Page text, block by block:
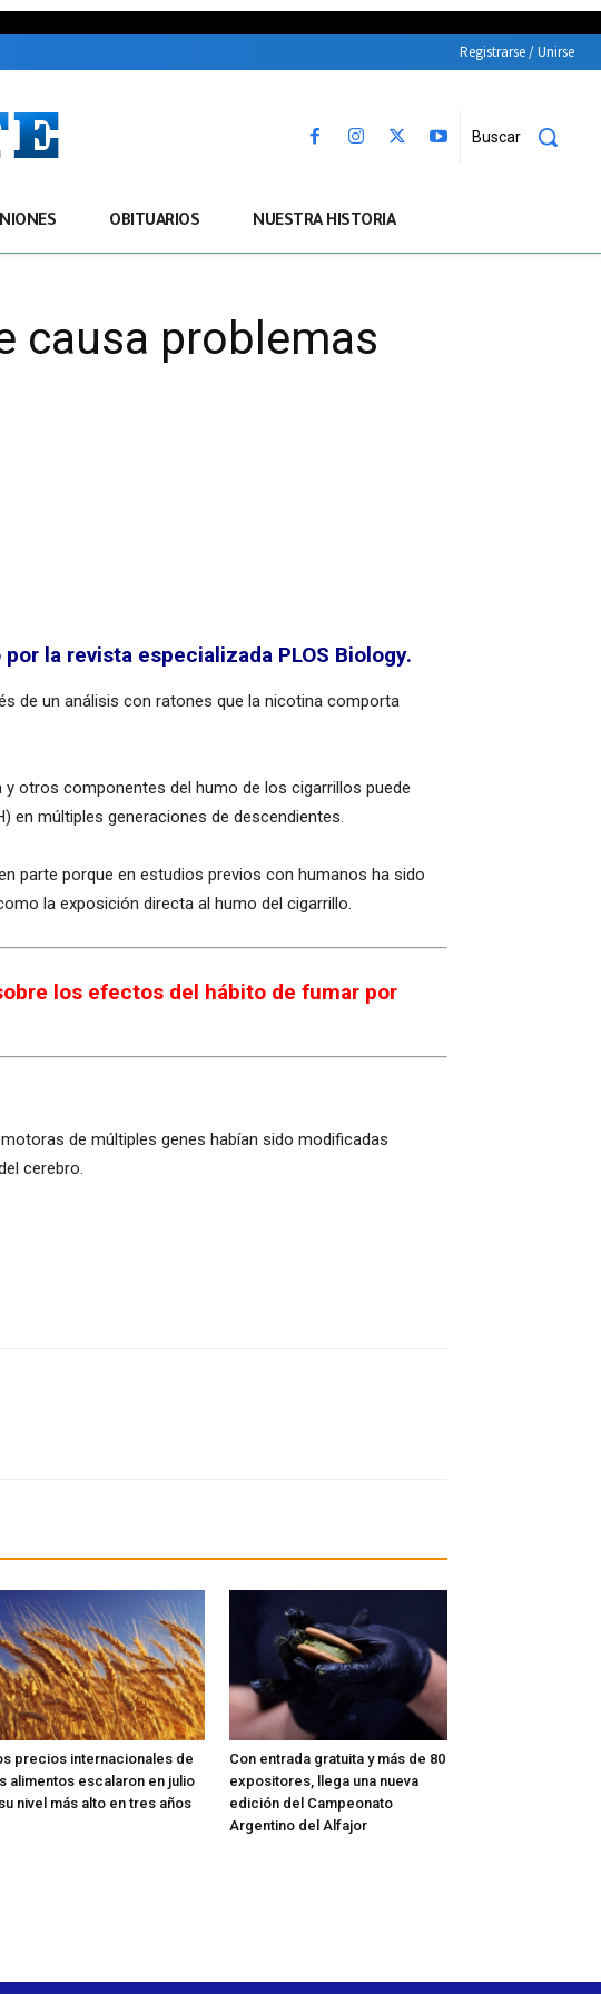
Registrarse / Unirse
Buscar
OBITUARIOS NUESTRA HISTORIA
causa problemas
la revista especializada PLOS Biology.
de un análisis con ratones que la nicotina comporta
otros componentes del humo de los cigarrillos puede
en múltiples generaciones de descendientes.
parte porque en estudios previos con humanos ha sido
la exposición directa al humo del cigarrillo.
los efectos del hábito de fumar por
de múltiples genes habían sido modificadas
cerebro.
precios internacionales de
alimentos escalaron en julio
nivel más alto en tres años
Con entrada gratuita y más de 80
expositores, llega una nueva
edición del Campeonato
Argentino del Alfajor